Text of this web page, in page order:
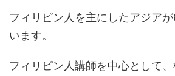
フィリピン人を主にしたアジア
います。
フィリピン人講師を中心として